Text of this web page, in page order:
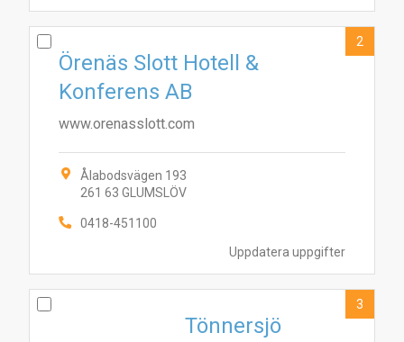
Uppdatera uppgifter
Örenäs Slott Hotell &
Konferens AB
www.orenasslott.com
Ålabodsvägen 193
261 63 GLUMSLÖV
0418-451100
2
Tönnersjö
3